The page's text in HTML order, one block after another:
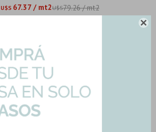

U$S 67.37 / mt2U$S79.26 / mt2
Ceramica Revestimiento Brillo Verde Rectificado
U$S 74.49 / mt2
Cerámica Para Pared 30X90 Verde Brillo
LUCIDA-FOREST-DEC-3D|1.35mts2